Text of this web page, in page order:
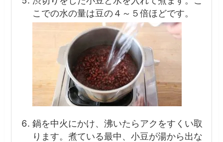
こでの水の量は豆の４～５倍ほどです。
鍋を中火にかけ、沸いたらアクをすくい取
ります。煮ている最中、小豆が湯から出な